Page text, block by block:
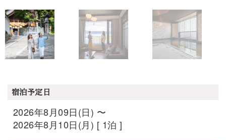
宿泊予定日
2026年8月09日(日) 〜
2026年8月10日(月) [ 1泊 ]